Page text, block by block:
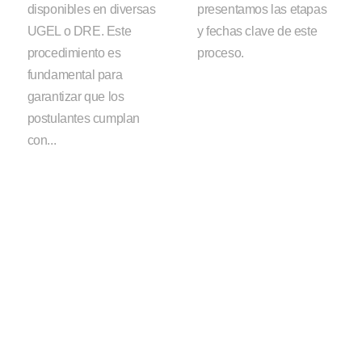
disponibles en diversas
UGEL o DRE. Este
procedimiento es
fundamental para
garantizar que los
postulantes cumplan
con...
presentamos las etapas
y fechas clave de este
proceso.